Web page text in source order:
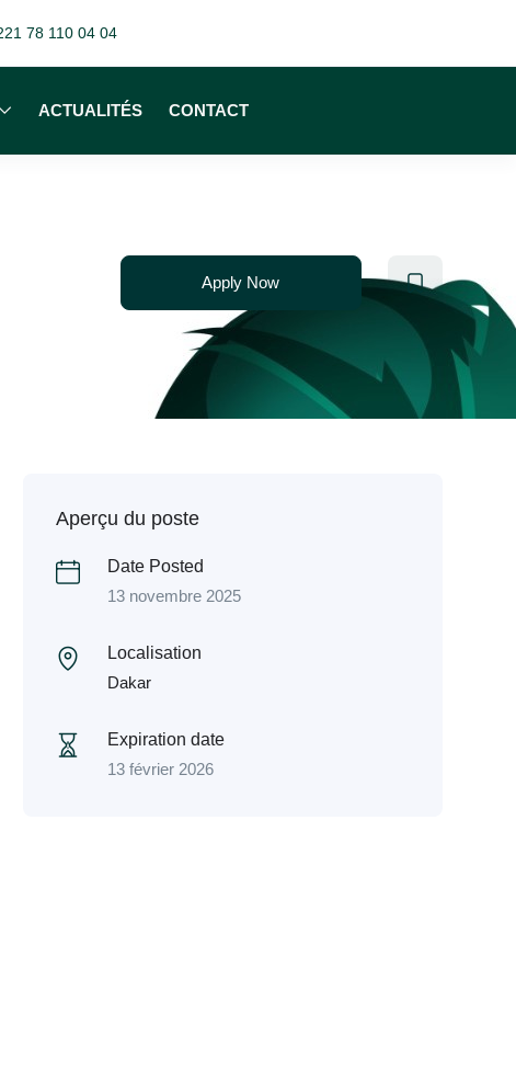
78 110 04 04
ACTUALITÉS CONTACT
Apply Now
Aperçu du poste
Date Posted
13 novembre 2025
Localisation
Dakar
Expiration date
13 février 2026